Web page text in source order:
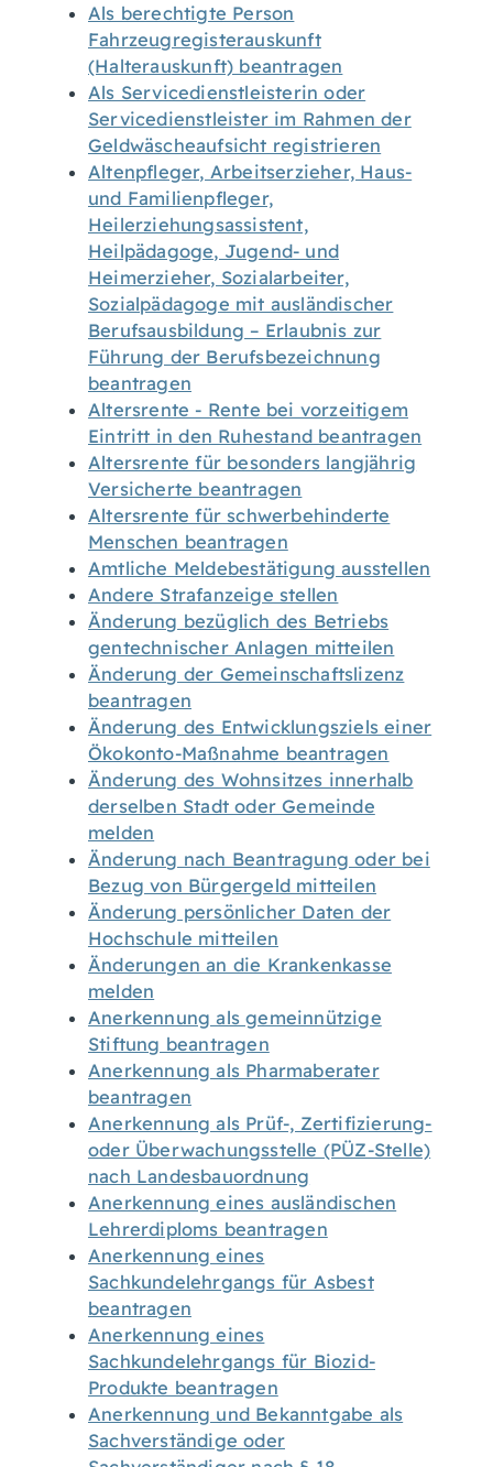
Als berechtigte Person
Fahrzeugregisterauskunft
(Halterauskunft) beantragen
Als Servicedienstleisterin oder
Servicedienstleister im Rahmen der
Geldwäscheaufsicht registrieren
Altenpfleger, Arbeitserzieher, Haus-
und Familienpfleger,
Heilerziehungsassistent,
Heilpädagoge, Jugend- und
Heimerzieher, Sozialarbeiter,
Sozialpädagoge mit ausländischer
Berufsausbildung – Erlaubnis zur
Führung der Berufsbezeichnung
beantragen
Altersrente - Rente bei vorzeitigem
Eintritt in den Ruhestand beantragen
Altersrente für besonders langjährig
Versicherte beantragen
Altersrente für schwerbehinderte
Menschen beantragen
Amtliche Meldebestätigung ausstellen
Andere Strafanzeige stellen
Änderung bezüglich des Betriebs
gentechnischer Anlagen mitteilen
Änderung der Gemeinschaftslizenz
beantragen
Änderung des Entwicklungsziels einer
Ökokonto-Maßnahme beantragen
Änderung des Wohnsitzes innerhalb
derselben Stadt oder Gemeinde
melden
Änderung nach Beantragung oder bei
Bezug von Bürgergeld mitteilen
Änderung persönlicher Daten der
Hochschule mitteilen
Änderungen an die Krankenkasse
melden
Anerkennung als gemeinnützige
Stiftung beantragen
Anerkennung als Pharmaberater
beantragen
Anerkennung als Prüf-, Zertifizierung-
oder Überwachungsstelle (PÜZ-Stelle)
nach Landesbauordnung
Anerkennung eines ausländischen
Lehrerdiploms beantragen
Anerkennung eines
Sachkundelehrgangs für Asbest
beantragen
Anerkennung eines
Sachkundelehrgangs für Biozid-
Produkte beantragen
Anerkennung und Bekanntgabe als
Sachverständige oder